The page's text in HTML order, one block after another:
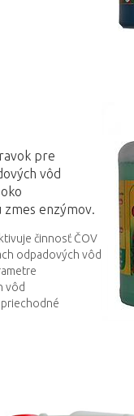
pre
vôd
zmes enzýmov.
činnosť ČOV
odpadových vôd
vôd